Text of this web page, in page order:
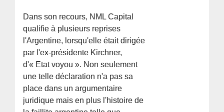
Dans son recours, NML Capital
qualifie à plusieurs reprises
l'Argentine, lorsqu'elle était dirigée
par l'ex-présidente Kirchner,
d'« Etat voyou ». Non seulement
une telle déclaration n'a pas sa
place dans un argumentaire
juridique mais en plus l'histoire de